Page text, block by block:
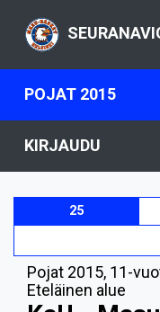
POJAT 2015
KIRJAUDU
25
Pojat 2015, 11-
Eteläinen alue